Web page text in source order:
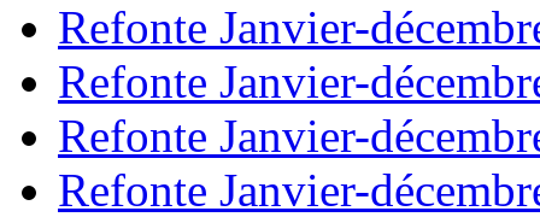
Refonte Janvier-
Refonte Janvier-
Refonte Janvier-
Refonte Janvier-